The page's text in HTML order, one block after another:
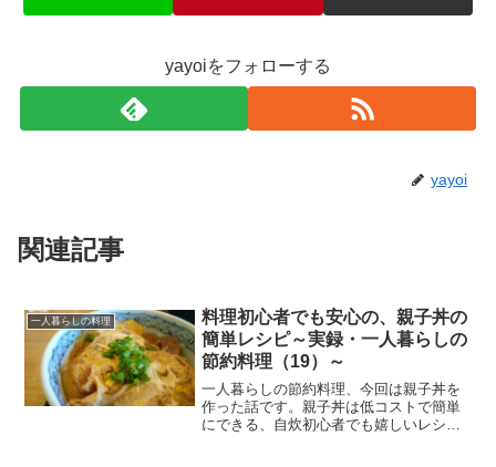
yayoiをフォローする
yayoi
関連記事
一人暮らしの料理
料理初心者でも安心の、親子丼の
簡単レシピ～実録・一人暮らしの
節約料理（19）～
一人暮らしの節約料理、今回は親子丼を
作った話です。親子丼は低コストで簡単
にできる、自炊初心者でも嬉しいレシピ